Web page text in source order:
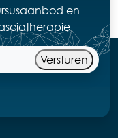
en
Versturen